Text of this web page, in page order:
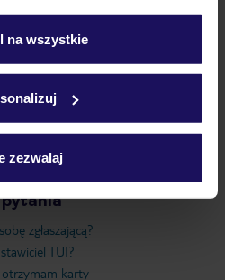
wchodząc w zakładkę
plikach cookie znajdziesz
na wszystkie
zezwalaj
zgłaszającą?
TUI?
otrzymam karty